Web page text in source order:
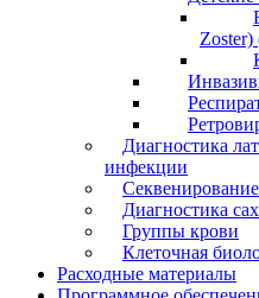
Диагностика
инфекции
Секвенирование
Диагностика
Группы крови
Клеточная
Расходные материалы